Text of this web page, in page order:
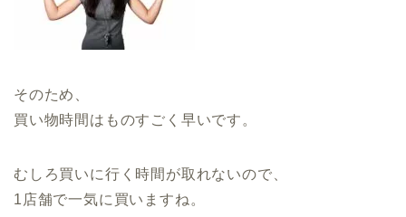
そのため、
買い物時間はものすごく早いです。
むしろ買いに行く時間が取れないので、
1店舗で一気に買いますね。